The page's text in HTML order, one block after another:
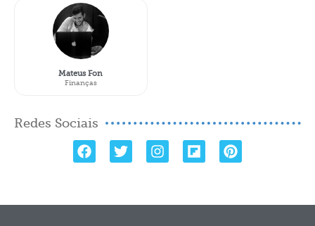
Mateus Fon
Finanças
Redes Sociais